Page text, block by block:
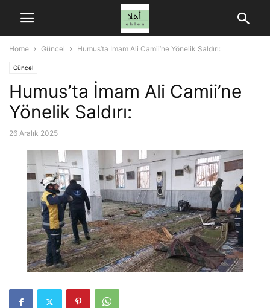
Home Güncel Humus’ta İmam Ali Camii’ne Yönelik Saldırı:
Güncel
Humus’ta İmam Ali Camii’ne
Yönelik Saldırı:
26 Aralık 2025